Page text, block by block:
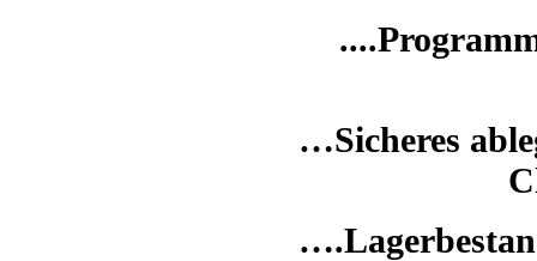
…Sicheres